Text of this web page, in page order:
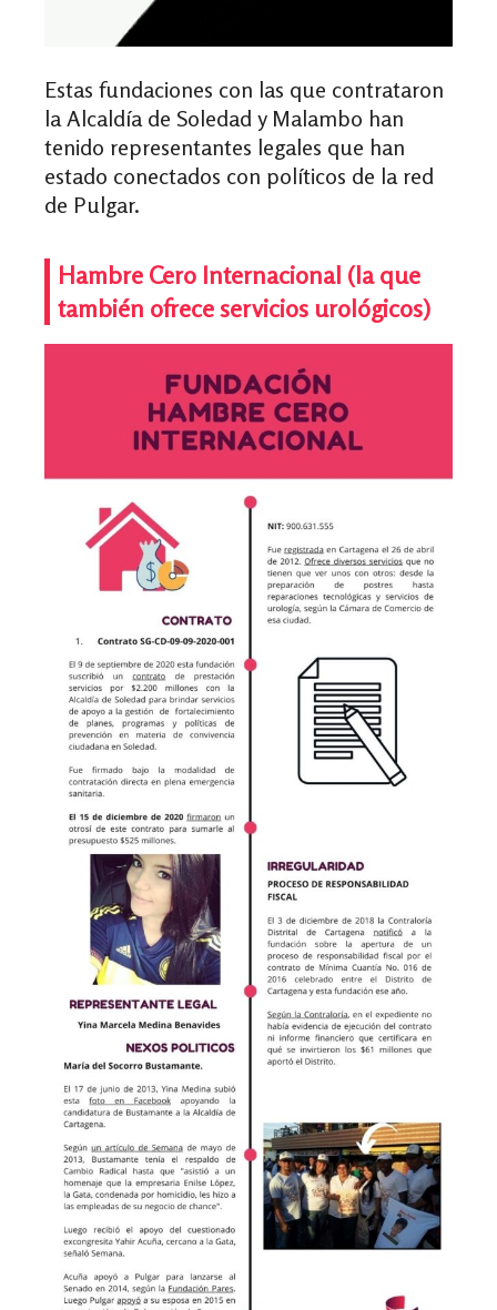
Estas fundaciones con las que contrataron
la Alcaldía de Soledad y Malambo han
tenido representantes legales que han
estado conectados con políticos de la red
de Pulgar.
Hambre Cero Internacional (la que
también ofrece servicios urológicos)